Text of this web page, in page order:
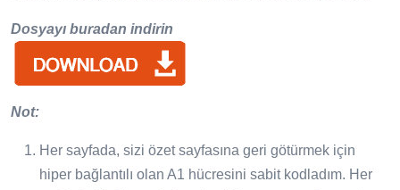
Dosyayı buradan indirin
Not:
Her sayfada, sizi özet sayfasına geri götürmek için
hiper bağlantılı olan A1 hücresini sabit kodladım. Her